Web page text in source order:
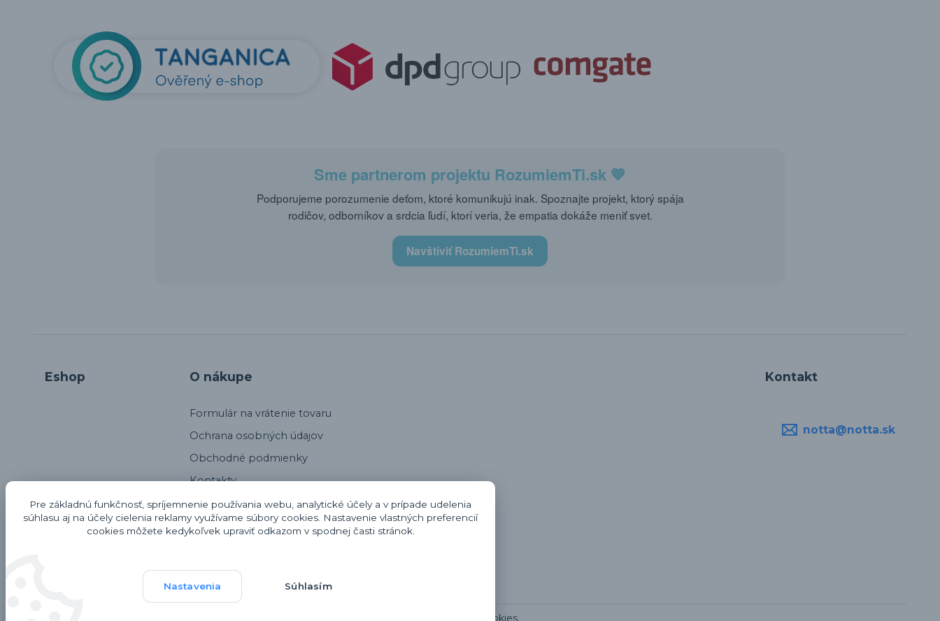
Sme partnerom projektu RozumiemTi.sk 💙
Podporujeme porozumenie deťom, ktoré komunikujú inak. Spoznajte projekt, ktorý spája
rodičov, odborníkov a srdcia ľudí, ktorí veria, že empatia dokáže meniť svet.
Navštíviť RozumiemTi.sk
Eshop O nákupe
Formulár na vrátenie tovaru
Ochrana osobných údajov
Obchodné podmienky
Kontakty
Alternatívne riešenie sporu
Odstúpenie od kúpnej zmluvy
Recenzie Eshopu Hodnotenie
Kontakt
notta@notta.sk
Upravit sběr cookies.
Pre základnú funkčnosť, spríjemnenie používania webu, analytické účely a v prípade udelenia
súhlasu aj na účely cielenia reklamy využívame súbory cookies. Nastavenie vlastných preferencií
cookies môžete kedykoľvek upraviť odkazom v spodnej časti stránok.
Nastavenia Súhlasím